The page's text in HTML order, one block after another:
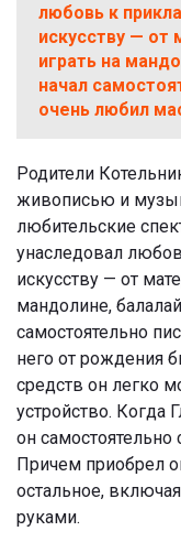
любовь к
искусству — от
играть на
начал
очень любил
Родители
живописью и
любительские
унаследовал
искусству — от
мандолине,
самостоятельно
него от рождения
средств он легко
устройство. Когда
он
Причем приобрел
остальное,
руками.